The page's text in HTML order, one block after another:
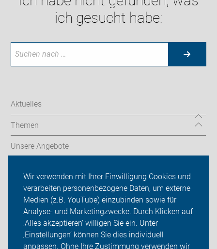
Wir verwenden mit Ihrer Einwilligung Cookies und
verarbeiten personenbezogene Daten, um externe
Medien (z.B. YouTube) einzubinden sowie für
Analyse- und Marketingzwecke. Durch Klicken auf
‚Alles akzeptieren‘ willigen Sie ein. Unter
‚Einstellungen‘ können Sie dies individuell
anpassen. Ohne Ihre Zustimmung verwenden wir
ich gesucht habe:
Aktuelles
Themen
Unsere Angebote
Termine & Touren
Sei dabei
Presse